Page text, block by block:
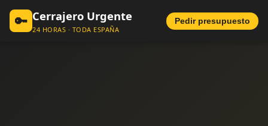
🔑 Cerrajero Urgente
24 HORAS · TODA ESPAÑA
Pedir presupuesto